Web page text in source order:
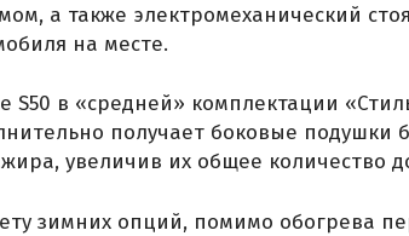
а также электромеханический
на месте.
S50 в «средней» комплектации
получает боковые подушки
увеличив их общее количество
зимних опций, помимо обогрева